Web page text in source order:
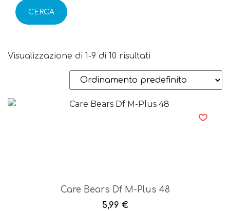
CERCA
Visualizzazione di 1-9 di 10 risultati
Care Bears Df M-Plus 48
5,99 €